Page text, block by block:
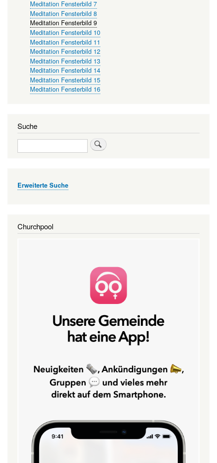
Meditation Fensterbild 7
Meditation Fensterbild 8
Meditation Fensterbild 9
Meditation Fensterbild 10
Meditation Fensterbild 11
Meditation Fensterbild 12
Meditation Fensterbild 13
Meditation Fensterbild 14
Meditation Fensterbild 15
Meditation Fensterbild 16
Suche
Suche
Erweiterte Suche
Churchpool